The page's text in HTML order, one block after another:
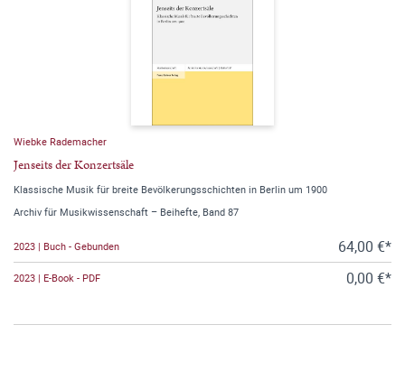
Wiebke Rademacher
Jenseits der Konzertsäle
Klassische Musik für breite Bevölkerungsschichten in Berlin um 1900
Archiv für Musikwissenschaft – Beihefte, Band 87
2023 | Buch - Gebunden 64,00 €*
2023 | E-Book - PDF 0,00 €*